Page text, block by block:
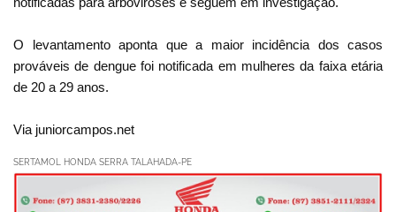
O levantamento aponta que a maior incidência dos casos
prováveis de dengue foi notificada em mulheres da faixa etária
de 20 a 29 anos.
Via juniorcampos.net
SERTAMOL HONDA SERRA TALAHADA-PE